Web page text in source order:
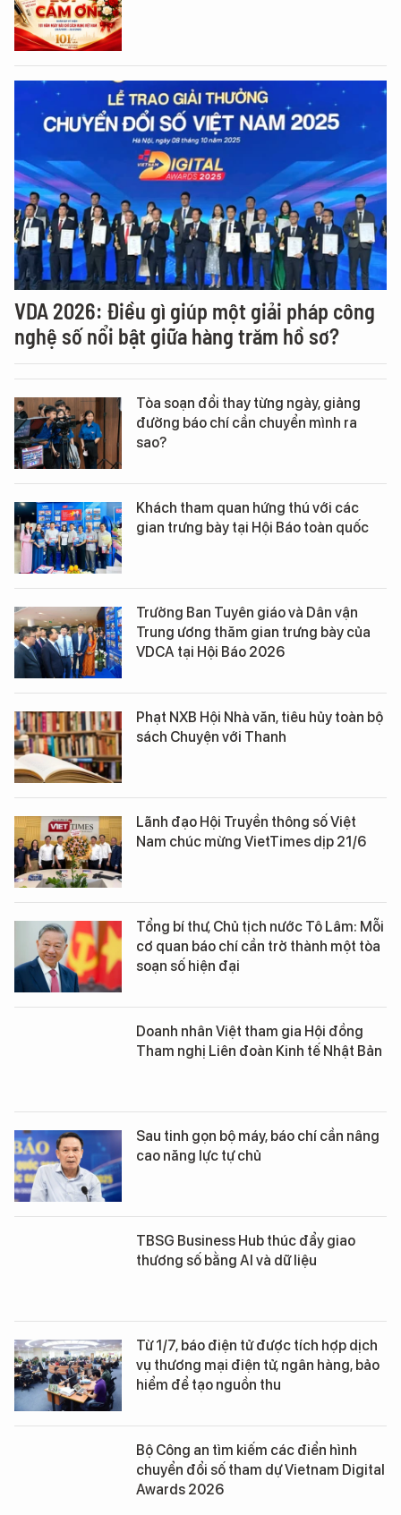
VDA 2026: Điều gì giúp một giải pháp công
nghệ số nổi bật giữa hàng trăm hồ sơ?
Tòa soạn đổi thay từng ngày, giảng
đường báo chí cần chuyển mình ra
sao?
Khách tham quan hứng thú với các
gian trưng bày tại Hội Báo toàn quốc
Trưởng Ban Tuyên giáo và Dân vận
Trung ương thăm gian trưng bày của
VDCA tại Hội Báo 2026
Phạt NXB Hội Nhà văn, tiêu hủy toàn bộ
sách Chuyện với Thanh
Lãnh đạo Hội Truyền thông số Việt
Nam chúc mừng VietTimes dịp 21/6
Tổng bí thư, Chủ tịch nước Tô Lâm: Mỗi
cơ quan báo chí cần trở thành một tòa
soạn số hiện đại
Doanh nhân Việt tham gia Hội đồng
Tham nghị Liên đoàn Kinh tế Nhật Bản
Sau tinh gọn bộ máy, báo chí cần nâng
cao năng lực tự chủ
TBSG Business Hub thúc đẩy giao
thương số bằng AI và dữ liệu
Từ 1/7, báo điện tử được tích hợp dịch
vụ thương mại điện tử, ngân hàng, bảo
hiểm để tạo nguồn thu
Bộ Công an tìm kiếm các điển hình
chuyển đổi số tham dự Vietnam Digital
Awards 2026